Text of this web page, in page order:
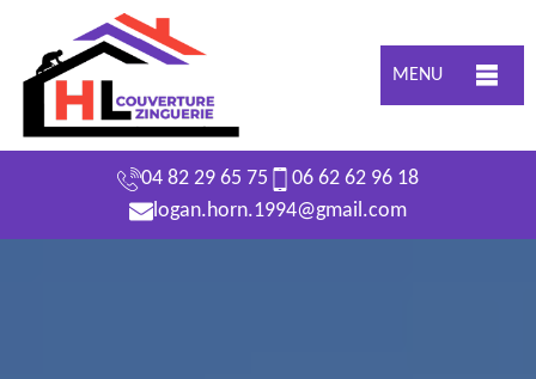
MENU
04 82 29 65 75
06 62 62 96 18
logan.horn.1994@gmail.com